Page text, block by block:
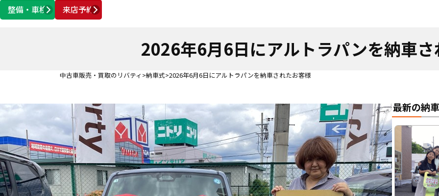
整備・車検
来店予約
営業時間 AM10:00 ～ PM6:00
2026年6月6日にアルトラパンを納車
中古車販売・買取のリバティ 納車式 2026年6月6日にアルトラパンを納車されたお客様
最新の納